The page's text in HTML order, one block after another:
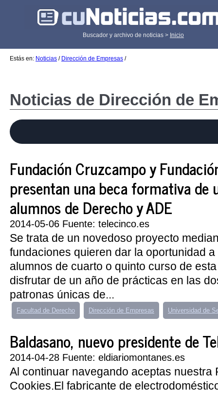
Buscador y archivo de noticias > Inicio
Estás en: Noticias / Dirección de Empresas /
Noticias de Dirección de
Fundación Cruzcampo y
presentan una beca formativa de
alumnos de Derecho y ADE
2014-05-06 Fuente: telecinco.es
Se trata de un novedoso proyecto
fundaciones quieren dar la oportunidad
alumnos de cuarto o quinto curso de
disfrutar de un año de prácticas en las
patronas únicas de...
Facultad de Derecho Dirección de Empresas Universidad de
Baldasano, nuevo presidente de
2014-04-28 Fuente: eldiariomontanes.es
Al continuar navegando aceptas nuestra
Cookies.El fabricante de